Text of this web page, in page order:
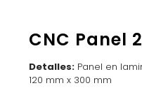
CNC Panel
Detalles: Panel en
120 mm x 300 mm